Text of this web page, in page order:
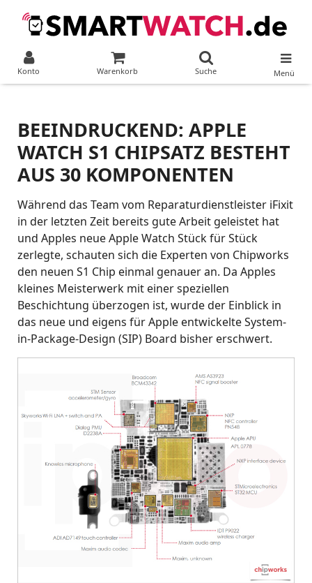
Konto Warenkorb Suche Menü
BEEINDRUCKEND: APPLE
WATCH S1 CHIPSATZ BESTEHT
AUS 30 KOMPONENTEN
Während das Team vom Reparaturdienstleister iFixit
in der letzten Zeit bereits gute Arbeit geleistet hat
und Apples neue Apple Watch Stück für Stück
zerlegte, schauten sich die Experten von Chipworks
den neuen S1 Chip einmal genauer an. Da Apples
kleines Meisterwerk mit einer speziellen
Beschichtung überzogen ist, wurde der Einblick in
das neue und eigens für Apple entwickelte System-
in-Package-Design (SIP) Board bisher erschwert.